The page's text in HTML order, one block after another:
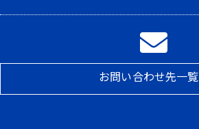
お問い合わせ先一覧